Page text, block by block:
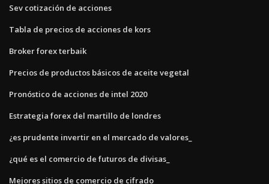
Sev cotización de acciones
Tabla de precios de acciones de kors
Broker forex terbaik
Precios de productos básicos de aceite vegetal
Pronóstico de acciones de intel 2020
Estrategia forex del martillo de londres
¿es prudente invertir en el mercado de valores_
¿qué es el comercio de futuros de divisas_
Mejores sitios de comercio de cifrado